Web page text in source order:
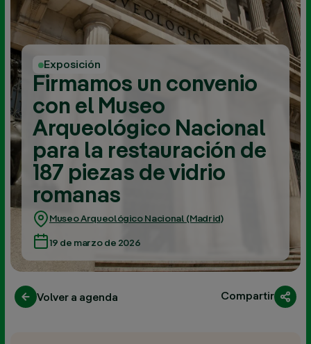
Exposición
Firmamos un convenio
con el Museo
Arqueológico Nacional
para la restauración de
187 piezas de vidrio
romanas
Museo Arqueológico Nacional (Madrid)
19 de marzo de 2026
Volver a agenda Compartir